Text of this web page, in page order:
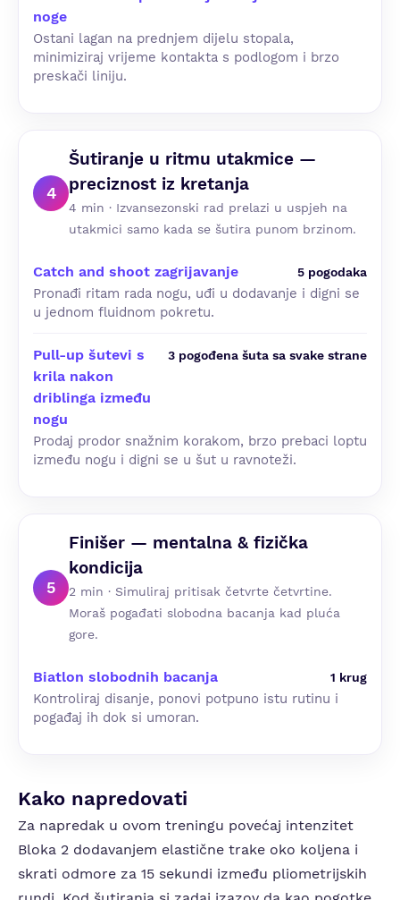
noge
Ostani lagan na prednjem dijelu stopala,
minimiziraj vrijeme kontakta s podlogom i brzo
preskači liniju.
4
Šutiranje u ritmu utakmice —
preciznost iz kretanja
4 min · Izvansezonski rad prelazi u uspjeh na
utakmici samo kada se šutira punom brzinom.
Catch and shoot zagrijavanje 5 pogodaka
Pronađi ritam rada nogu, uđi u dodavanje i digni se
u jednom fluidnom pokretu.
Pull-up šutevi s
krila nakon
driblinga između
nogu
3 pogođena šuta sa svake strane
Prodaj prodor snažnim korakom, brzo prebaci loptu
između nogu i digni se u šut u ravnoteži.
5
Finišer — mentalna & fizička
kondicija
2 min · Simuliraj pritisak četvrte četvrtine.
Moraš pogađati slobodna bacanja kad pluća
gore.
Biatlon slobodnih bacanja 1 krug
Kontroliraj disanje, ponovi potpuno istu rutinu i
pogađaj ih dok si umoran.
Kako napredovati
Za napredak u ovom treningu povećaj intenzitet
Bloka 2 dodavanjem elastične trake oko koljena i
skrati odmore za 15 sekundi između pliometrijskih